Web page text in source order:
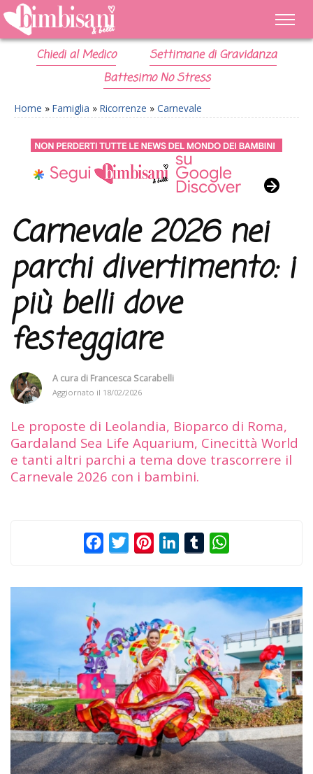
Chiedi al Medico
Settimane di Gravidanza
Battesimo No Stress
Home » Famiglia » Ricorrenze » Carnevale
Carnevale 2026 nei
parchi divertimento: i
più belli dove
festeggiare
A cura di Francesca Scarabelli
Aggiornato il 18/02/2026
Le proposte di Leolandia, Bioparco di Roma,
Gardaland Sea Life Aquarium, Cinecittà World
e tanti altri parchi a tema dove trascorrere il
Carnevale 2026 con i bambini.
FacebookTwitterPinterestLinkedInTumblr